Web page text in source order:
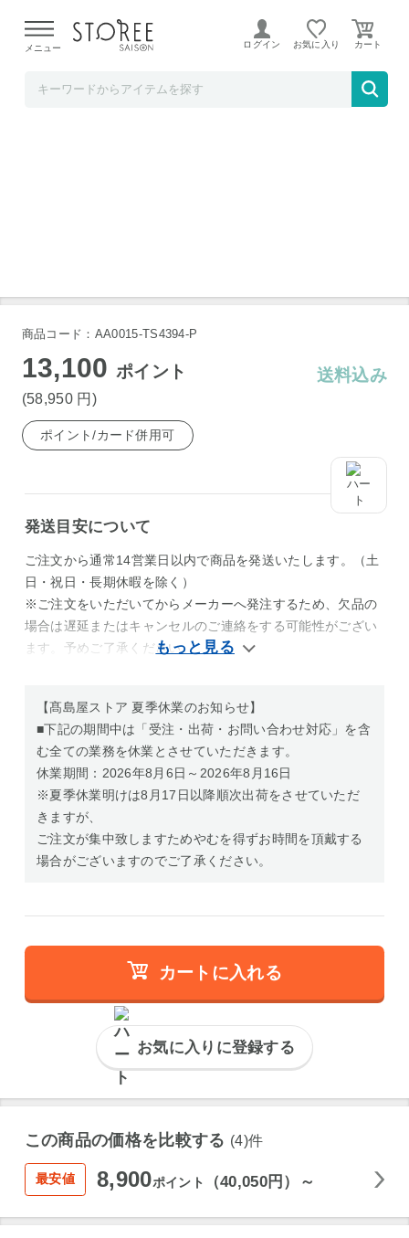
よる配送遅延が発生しております。
メニュー ログイン お気に入り
象印 オーブンレンジ ES-KA18-WM
商品コード：AA0015-TS4394-P
13,100ポイント
(58,950 円 )
送料込み
ポイント/カード併用可
発送目安について
ご注文から通常14営業日以内で商品を発送いたします。（土
日・祝日・長期休暇を除く）
※ご注文をいただいてからメーカーへ発注するため、欠品の
場合は遅延またはキャンセルのご連絡をする可能性がござい
ます。予めご了承ください。
【髙島屋ストア 夏季休業のお知らせ】
■下記の期間中は「受注・出荷・お問い合わせ対応」を含
む全ての業務を休業とさせていただきます。
休業期間：2026年8月6日～2026年8月16日
※夏季休業明けは8月17日以降順次出荷をさせていただ
きますが、
ご注文が集中致しますためやむを得ずお時間を頂戴する
場合がございますのでご了承ください。
カートに入れる
お気に入りに登録する
この商品の価格を比較する (4)件
最安値 8,900ポイント （40,050円）～